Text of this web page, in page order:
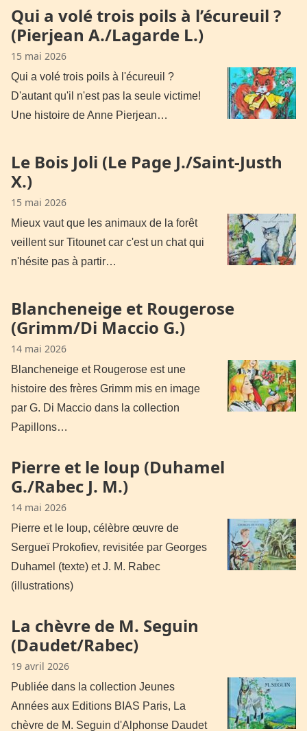
Qui a volé trois poils à l’écureuil ?
(Pierjean A./Lagarde L.)
15 mai 2026
Qui a volé trois poils à l'écureuil ?
D'autant qu'il n'est pas la seule victime!
Une histoire de Anne Pierjean…
Le Bois Joli (Le Page J./Saint-Justh
X.)
15 mai 2026
Mieux vaut que les animaux de la forêt
veillent sur Titounet car c'est un chat qui
n'hésite pas à partir…
Blancheneige et Rougerose
(Grimm/Di Maccio G.)
14 mai 2026
Blancheneige et Rougerose est une
histoire des frères Grimm mis en image
par G. Di Maccio dans la collection
Papillons…
Pierre et le loup (Duhamel
G./Rabec J. M.)
14 mai 2026
Pierre et le loup, célèbre œuvre de
Sergueï Prokofiev, revisitée par Georges
Duhamel (texte) et J. M. Rabec
(illustrations)
La chèvre de M. Seguin
(Daudet/Rabec)
19 avril 2026
Publiée dans la collection Jeunes
Années aux Editions BIAS Paris, La
chèvre de M. Seguin d'Alphonse Daudet